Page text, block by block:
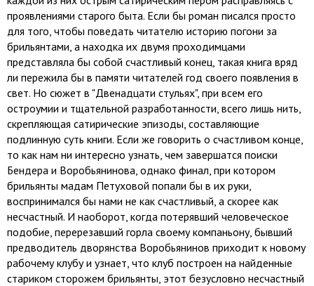
проявлениями старого быта. Если бы роман писался просто
для того, чтобы поведать читателю историю погони за
брильянтами, а находка их двумя проходимцами
представляла бы собой счастливый конец, такая книга вряд
ли пережила бы в памяти читателей год своего появления в
свет. Но сюжет в "Двенадцати стульях", при всем его
остроумии и тщательной разработанности, всего лишь нить,
скрепляющая сатирические эпизоды, составляющие
подлинную суть книги. Если же говорить о счастливом конце,
то как нам ни интересно узнать, чем завершатся поиски
Бендера и Воробьянинова, однако финал, при котором
брильянты мадам Петуховой попали бы в их руки,
воспринимался бы нами не как счастливый, а скорее как
несчастный. И наоборот, когда потерявший человеческое
подобие, перерезавший горла своему компаньону, бывший
предводитель дворянства Воробьянинов приходит к новому
рабочему клубу и узнает, что клуб построен на найденные
стариком сторожем брильянты, этот безусловно несчастный